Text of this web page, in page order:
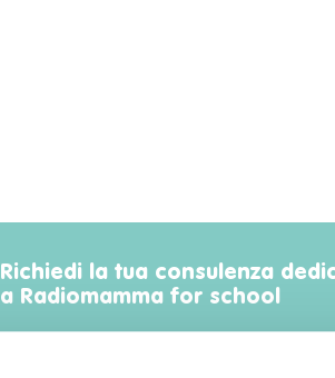
Richiedi la tua consulenza
a Radiomamma for school